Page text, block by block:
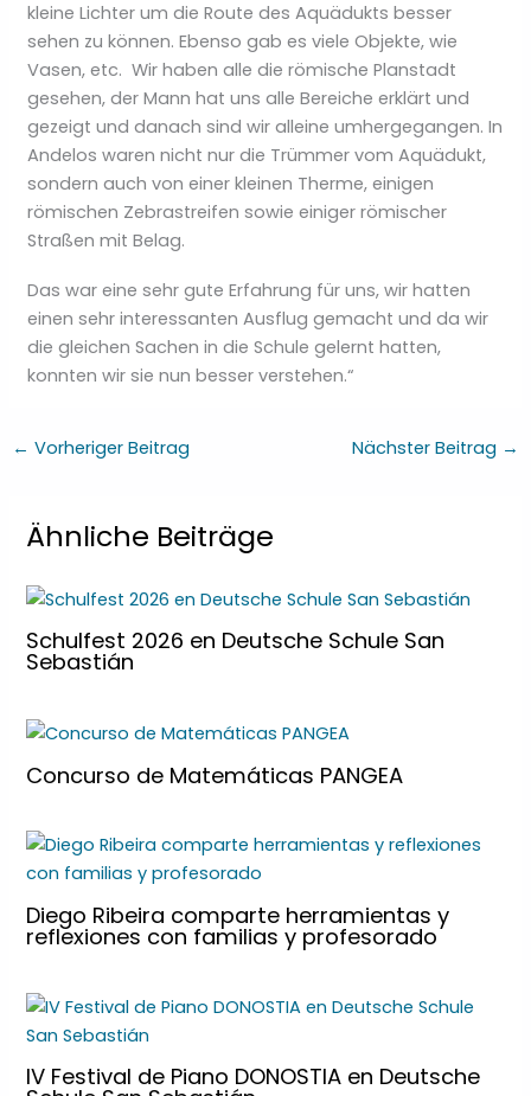
kleine Lichter um die Route des Aquädukts besser
sehen zu können. Ebenso gab es viele Objekte, wie
Vasen, etc. Wir haben alle die römische Planstadt
gesehen, der Mann hat uns alle Bereiche erklärt und
gezeigt und danach sind wir alleine umhergegangen. In
Andelos waren nicht nur die Trümmer vom Aquädukt,
sondern auch von einer kleinen Therme, einigen
römischen Zebrastreifen sowie einiger römischer
Straßen mit Belag.
Das war eine sehr gute Erfahrung für uns, wir hatten
einen sehr interessanten Ausflug gemacht und da wir
die gleichen Sachen in die Schule gelernt hatten,
konnten wir sie nun besser verstehen.“
← Vorheriger Beitrag Nächster Beitrag →
Ähnliche Beiträge
Schulfest 2026 en Deutsche Schule San
Sebastián
Concurso de Matemáticas PANGEA
Diego Ribeira comparte herramientas y
reflexiones con familias y profesorado
IV Festival de Piano DONOSTIA en Deutsche